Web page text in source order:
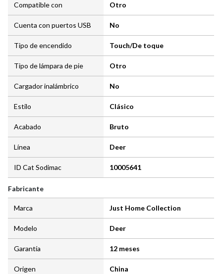
Compatible con Otro
Cuenta con puertos USB No
Tipo de encendido Touch/De toque
Tipo de lámpara de pie Otro
Cargador inalámbrico No
Estilo Clásico
Acabado Bruto
Línea Deer
ID Cat Sodimac 10005641
Fabricante
Marca Just Home Collection
Modelo Deer
Garantía 12 meses
Origen China